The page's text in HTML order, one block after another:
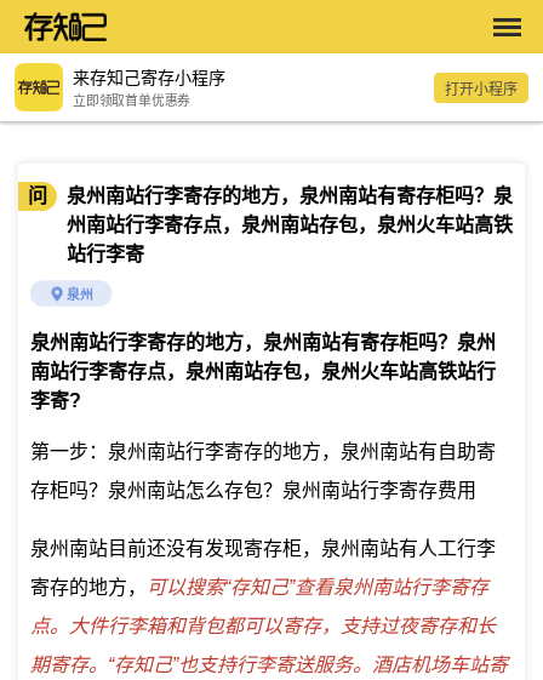
来存知己寄存小程序
立即领取首单优惠券
打开小程序
问
泉州南站行李寄存的地方，泉州南站有寄存柜吗？泉
州南站行李寄存点，泉州南站存包，泉州火车站高铁
站行李寄
泉州
泉州南站行李寄存的地方，泉州南站有寄存柜吗？泉州
南站行李寄存点，泉州南站存包，泉州火车站高铁站行
李寄?
第一步：泉州南站行李寄存的地方，泉州南站有自助寄
存柜吗？泉州南站怎么存包？泉州南站行李寄存费用
泉州南站目前还没有发现寄存柜，泉州南站有人工行李
寄存的地方，
可以搜索“存知己”查看泉州南站行李寄存
点。大件行李箱和背包都可以寄存，支持过夜寄存和长
期寄存。“存知己”也支持行李寄送服务。酒店机场车站寄